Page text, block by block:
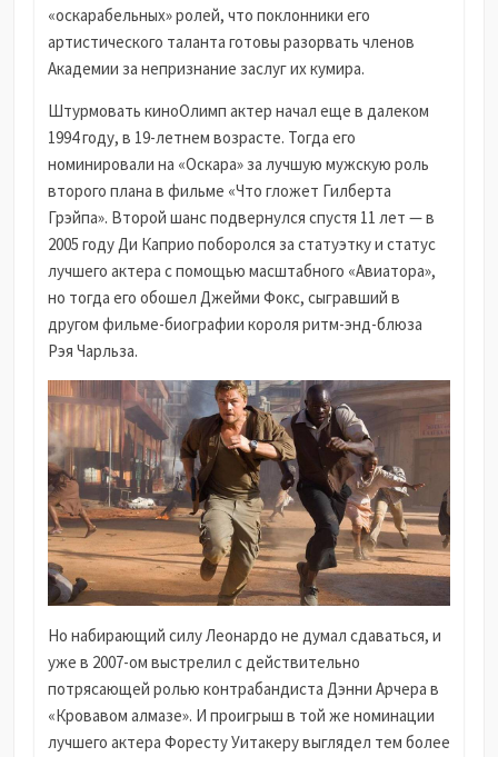
«оскарабельных» ролей, что поклонники его
артистического таланта готовы разорвать членов
Академии за непризнание заслуг их кумира.
Штурмовать киноОлимп актер начал еще в далеком
1994 году, в 19-летнем возрасте. Тогда его
номинировали на «Оскара» за лучшую мужскую роль
второго плана в фильме «Что гложет Гилберта
Грэйпа». Второй шанс подвернулся спустя 11 лет — в
2005 году Ди Каприо поборолся за статуэтку и статус
лучшего актера с помощью масштабного «Авиатора»,
но тогда его обошел Джейми Фокс, сыгравший в
другом фильме-биографии короля ритм-энд-блюза
Рэя Чарльза.
Но набирающий силу Леонардо не думал сдаваться, и
уже в 2007-ом выстрелил с действительно
потрясающей ролью контрабандиста Дэнни Арчера в
«Кровавом алмазе». И проигрыш в той же номинации
лучшего актера Форесту Уитакеру выглядел тем более